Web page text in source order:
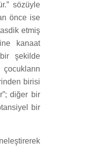
sözüyle
önce ise
etmiş
kanaat
bir şekilde
birisi
diğer bir
bir